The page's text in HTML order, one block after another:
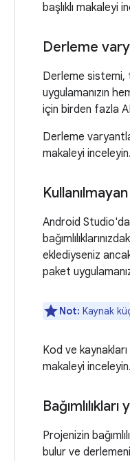
başlıklı makaleyi
Derleme
Derleme sistemi,
uygulamanızın
için birden fazla
Derleme
makaleyi inceleyin.
Android
eklediyseniz
paket
Not: Kaynak
Kod ve
makaleyi inceleyin.
Projenizin
bulur ve